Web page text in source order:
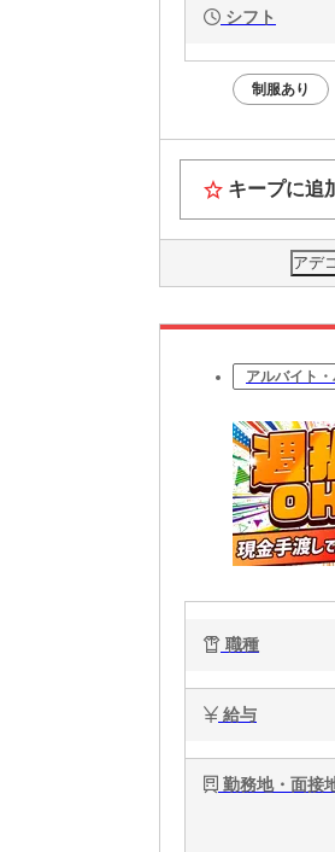
シフト
制服あり
キープに追
アデ
アルバイト・
職種
給与
勤務地・面接